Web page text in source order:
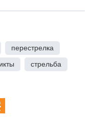
перестрелка
стрельба